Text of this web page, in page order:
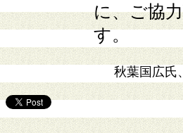
に、ご協
す。
秋葉国広氏